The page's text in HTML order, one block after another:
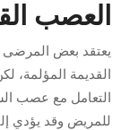
العصب
يعتقد بعض المرضى
القديمة المؤلمة،
التعامل مع عصب
للمريض وقد يؤدي